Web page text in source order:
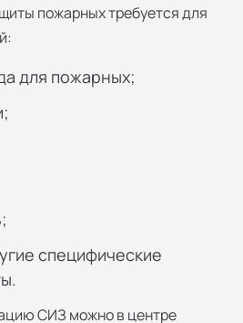
пожарных требуется для
для пожарных;
специфические
СИЗ можно в центре